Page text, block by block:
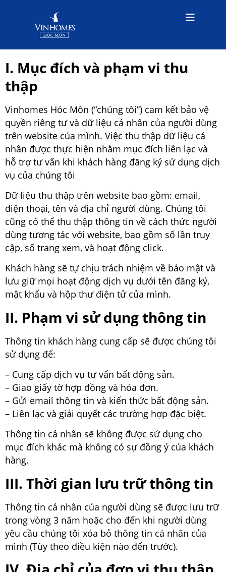
I. Mục đích và phạm vi thu
thập
Vinhomes Hóc Môn (“chúng tôi”) cam kết bảo vệ
quyền riêng tư và dữ liệu cá nhân của người dùng
trên website của mình. Việc thu thập dữ liệu cá
nhân được thực hiện nhằm mục đích liên lạc và
hỗ trợ tư vấn khi khách hàng đăng ký sử dụng dịch
vụ của chúng tôi
Dữ liệu thu thập trên website bao gồm: email,
điện thoại, tên và địa chỉ người dùng. Chúng tôi
cũng có thể thu thập thông tin về cách thức người
dùng tương tác với website, bao gồm số lần truy
cập, số trang xem, và hoạt động click.
Khách hàng sẽ tự chịu trách nhiệm về bảo mật và
lưu giữ mọi hoạt động dịch vụ dưới tên đăng ký,
mật khẩu và hộp thư điện tử của mình.
II. Phạm vi sử dụng thông tin
Thông tin khách hàng cung cấp sẽ được chúng tôi
sử dụng để:
– Cung cấp dịch vụ tư vấn bất động sản.
– Giao giấy tờ hợp đồng và hóa đơn.
– Gửi email thông tin và kiến thức bất động sản.
– Liên lạc và giải quyết các trường hợp đặc biệt.
Thông tin cá nhân sẽ không được sử dụng cho
mục đích khác mà không có sự đồng ý của khách
hàng.
III. Thời gian lưu trữ thông tin
Thông tin cá nhân của người dùng sẽ được lưu trữ
trong vòng 3 năm hoặc cho đến khi người dùng
yêu cầu chúng tôi xóa bỏ thông tin cá nhân của
mình (Tùy theo điều kiện nào đến trước).